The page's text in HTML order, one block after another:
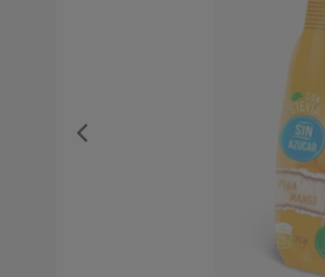
Previous